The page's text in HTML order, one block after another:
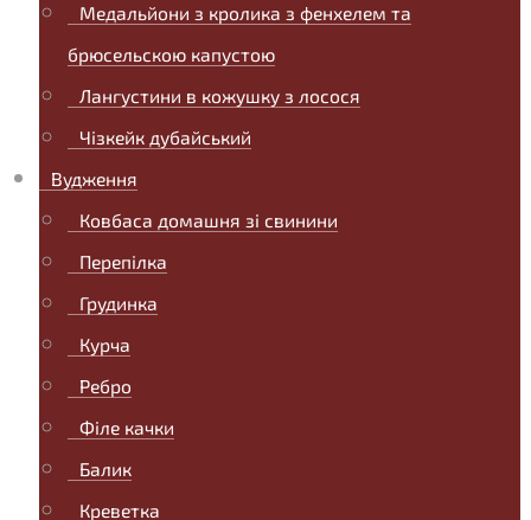
Медальйони з кролика з фенхелем та
брюсельскою капустою
Лангустини в кожушку з лосося
Чізкейк дубайський
Вудження
Ковбаса домашня зі свинини
Перепілка
Грудинка
Курча
Ребро
Філе качки
Балик
Креветка